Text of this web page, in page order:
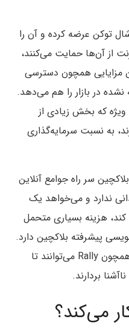
توکن عرضه کرده و آن را
از آن‌ها حمایت می‌کنند،
مزایایی همچون دسترسی
نشده در بازار را هم می‌دهد.
که بخش زیادی از
به نسبت سرمایه‌گذاری
سر راه جوامع آنلاین
ندارد و می‌خواهد یک
کند، هزینه بسیاری متحمل
پیشرفته بلاکچین دارد.
پلتفرم‌های ساخت توکن اجتماعی همچون Rally می‌توانند تا
بردارند.
می‌کند؟